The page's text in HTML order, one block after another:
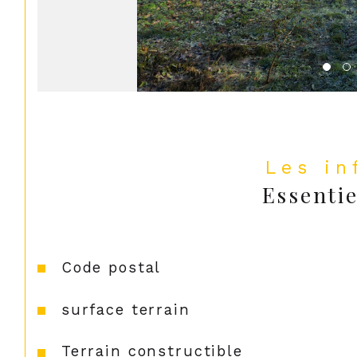
Les
Caractéristiques Valeurs
Code postal
surface terrain
Terrain constructible